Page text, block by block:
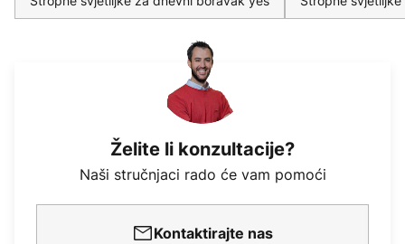
Želite li konzultacije?
Naši stručnjaci rado će vam pomoći
Kontaktirajte nas